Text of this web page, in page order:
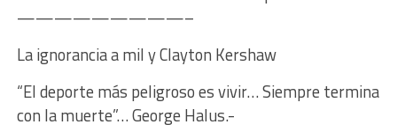
—————————–
La ignorancia a mil y Clayton Kershaw
“El deporte más peligroso es vivir… Siempre termina
con la muerte”… George Halus.-